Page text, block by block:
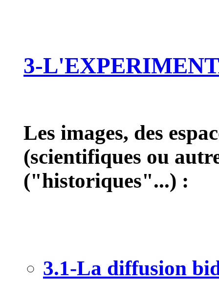
3-
Les images, des
(scientifiques ou
("historiques"...) :
3.1-La diffusion